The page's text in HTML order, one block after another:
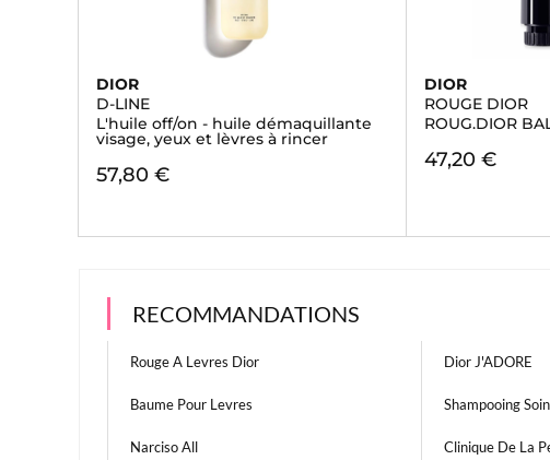
DIOR
D-LINE
L'huile off/on - huile démaquillante
visage, yeux et lèvres à rincer
57,80 €
DIOR
ROUGE DIOR
ROUG.DIOR
47,20 €
RECOMMANDATIONS
Rouge A Levres Dior Dior J'ADORE
Baume Pour Levres Shampooing Soin
Narciso All Clinique De La